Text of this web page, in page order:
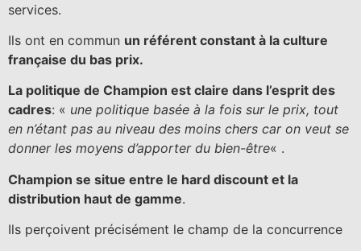
services.
Ils ont en commun un référent constant à la culture
française du bas prix.
La politique de Champion est claire dans l’esprit des
cadres: « une politique basée à la fois sur le prix, tout
en n’étant pas au niveau des moins chers car on veut se
donner les moyens d’apporter du bien-être« .
Champion se situe entre le hard discount et la
distribution haut de gamme.
Ils perçoivent précisément le champ de la concurrence